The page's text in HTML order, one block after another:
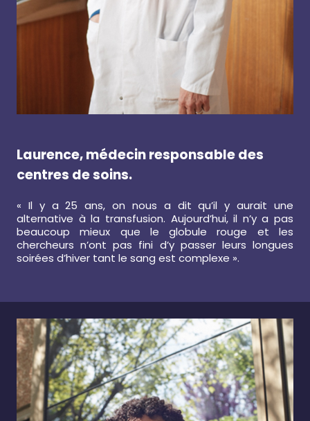
Laurence, médecin responsable des
centres de soins.
« Il y a 25 ans, on nous a dit qu’il y aurait une
alternative à la transfusion. Aujourd’hui, il n’y a pas
beaucoup mieux que le globule rouge et les
chercheurs n’ont pas fini d’y passer leurs longues
soirées d’hiver tant le sang est complexe ».